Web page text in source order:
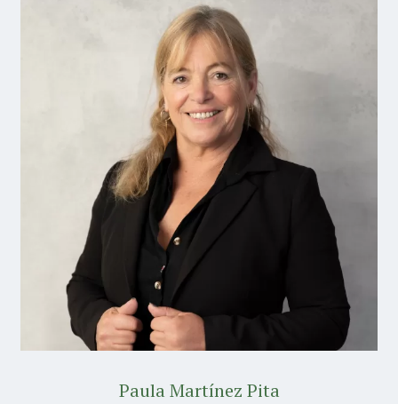
Paula Martínez Pita